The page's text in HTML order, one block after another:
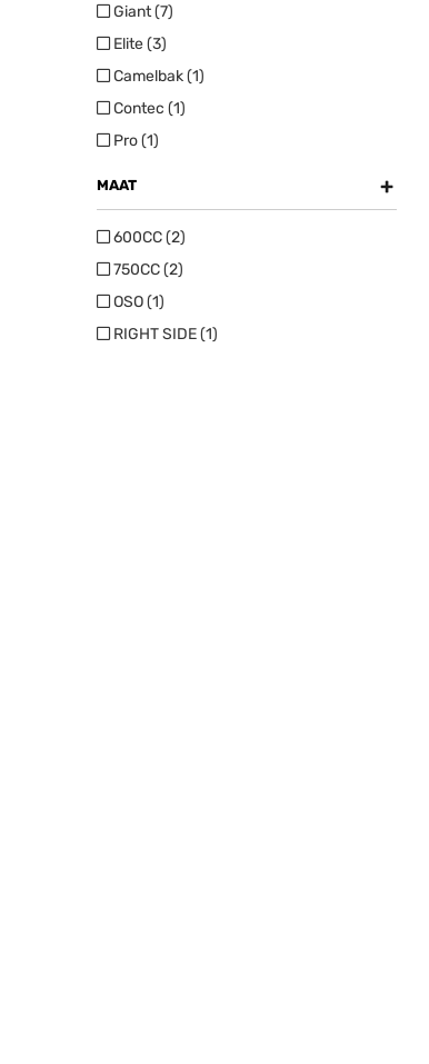
Giant (7)
Elite (3)
Camelbak (1)
Contec (1)
Pro (1)
MAAT +
600CC (2)
750CC (2)
OSO (1)
RIGHT SIDE (1)